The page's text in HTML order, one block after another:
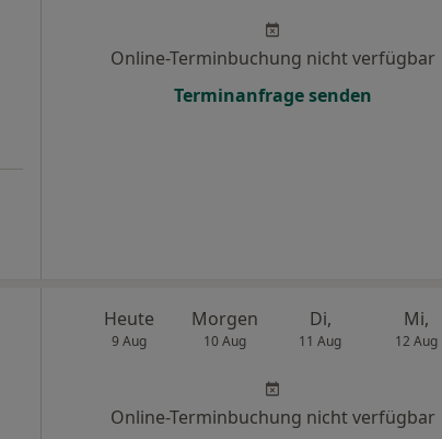
Online-Terminbuchung nicht verfügbar
Terminanfrage senden
Heute
9 Aug
Morgen
10 Aug
Di,
11 Aug
Mi,
12 Aug
Online-Terminbuchung nicht verfügbar